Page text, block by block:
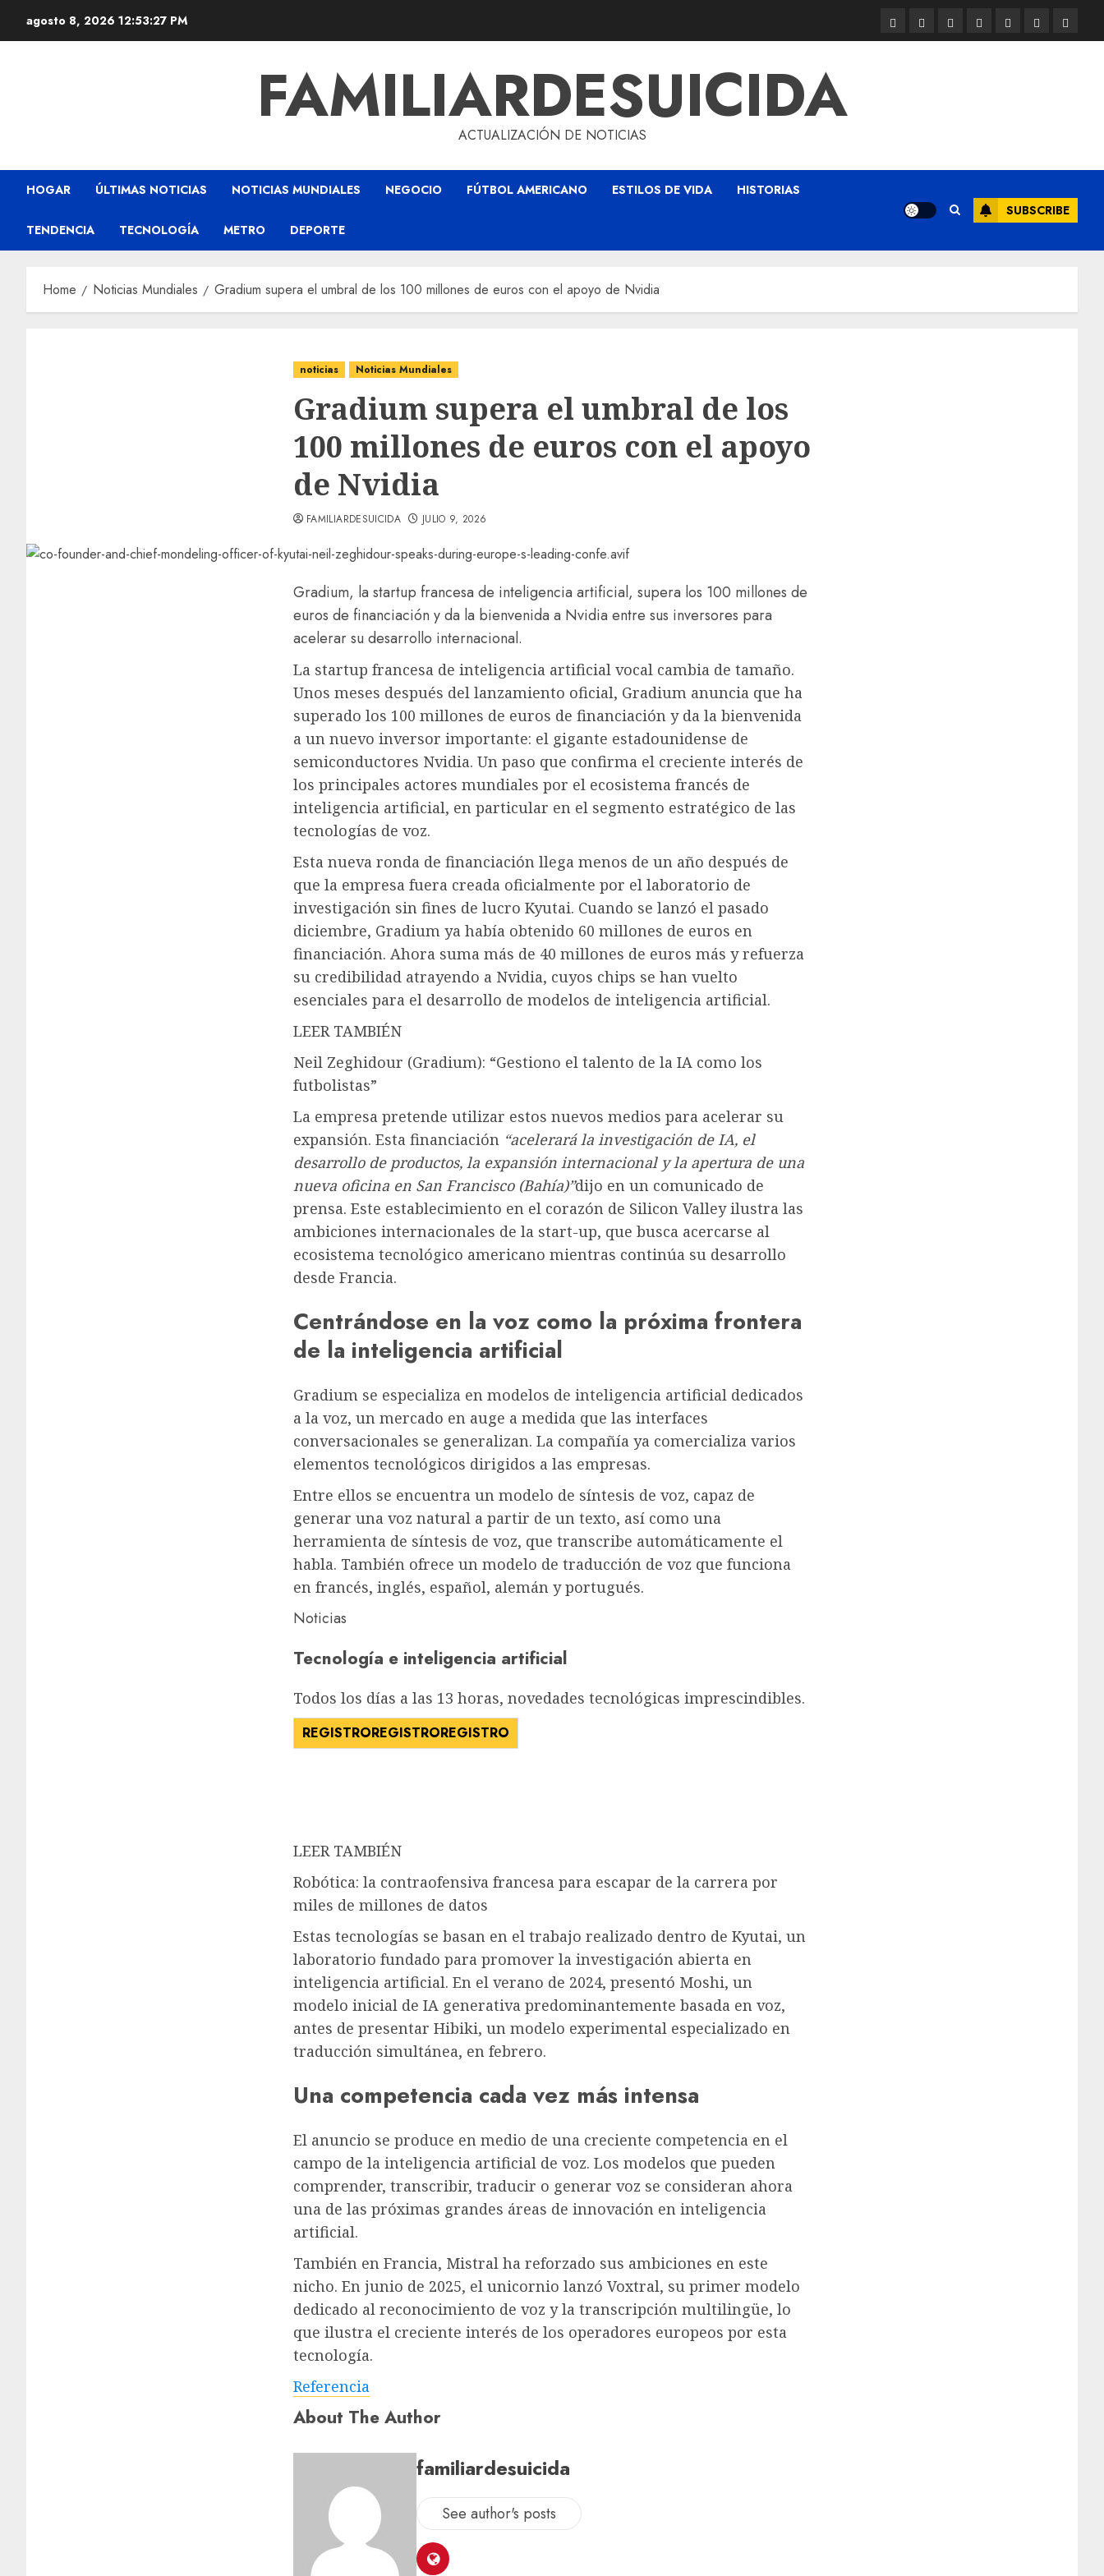
agosto 8, 2026 12:53:27 PM
FAMILIARDESUICIDA
ACTUALIZACIÓN DE NOTICIAS
HOGAR ÚLTIMAS NOTICIAS NOTICIAS MUNDIALES NEGOCIO FÚTBOL AMERICANO ESTILOS DE VIDA HISTORIAS
TENDENCIA TECNOLOGÍA METRO DEPORTE
SUBSCRIBE
Home Noticias Mundiales Gradium supera el umbral de los 100 millones de euros con el apoyo de Nvidia
noticias Noticias Mundiales
Gradium supera el umbral de los
100 millones de euros con el apoyo
de Nvidia
FAMILIARDESUICIDA JULIO 9, 2026
Gradium, la startup francesa de inteligencia artificial, supera los 100 millones de
euros de financiación y da la bienvenida a Nvidia entre sus inversores para
acelerar su desarrollo internacional.
La startup francesa de inteligencia artificial vocal cambia de tamaño.
Unos meses después del lanzamiento oficial, Gradium anuncia que ha
superado los 100 millones de euros de financiación y da la bienvenida
a un nuevo inversor importante: el gigante estadounidense de
semiconductores Nvidia. Un paso que confirma el creciente interés de
los principales actores mundiales por el ecosistema francés de
inteligencia artificial, en particular en el segmento estratégico de las
tecnologías de voz.
Esta nueva ronda de financiación llega menos de un año después de
que la empresa fuera creada oficialmente por el laboratorio de
investigación sin fines de lucro Kyutai. Cuando se lanzó el pasado
diciembre, Gradium ya había obtenido 60 millones de euros en
financiación. Ahora suma más de 40 millones de euros más y refuerza
su credibilidad atrayendo a Nvidia, cuyos chips se han vuelto
esenciales para el desarrollo de modelos de inteligencia artificial.
LEER TAMBIÉN
Neil Zeghidour (Gradium): “Gestiono el talento de la IA como los
futbolistas”
La empresa pretende utilizar estos nuevos medios para acelerar su
expansión. Esta financiación “acelerará la investigación de IA, el
desarrollo de productos, la expansión internacional y la apertura de una
nueva oficina en San Francisco (Bahía)”dijo en un comunicado de
prensa. Este establecimiento en el corazón de Silicon Valley ilustra las
ambiciones internacionales de la start-up, que busca acercarse al
ecosistema tecnológico americano mientras continúa su desarrollo
desde Francia.
Centrándose en la voz como la próxima frontera
de la inteligencia artificial
Gradium se especializa en modelos de inteligencia artificial dedicados
a la voz, un mercado en auge a medida que las interfaces
conversacionales se generalizan. La compañía ya comercializa varios
elementos tecnológicos dirigidos a las empresas.
Entre ellos se encuentra un modelo de síntesis de voz, capaz de
generar una voz natural a partir de un texto, así como una
herramienta de síntesis de voz, que transcribe automáticamente el
habla. También ofrece un modelo de traducción de voz que funciona
en francés, inglés, español, alemán y portugués.
Noticias
Tecnología e inteligencia artificial
Todos los días a las 13 horas, novedades tecnológicas imprescindibles.
REGISTROREGISTROREGISTRO
LEER TAMBIÉN
Robótica: la contraofensiva francesa para escapar de la carrera por
miles de millones de datos
Estas tecnologías se basan en el trabajo realizado dentro de Kyutai, un
laboratorio fundado para promover la investigación abierta en
inteligencia artificial. En el verano de 2024, presentó Moshi, un
modelo inicial de IA generativa predominantemente basada en voz,
antes de presentar Hibiki, un modelo experimental especializado en
traducción simultánea, en febrero.
Una competencia cada vez más intensa
El anuncio se produce en medio de una creciente competencia en el
campo de la inteligencia artificial de voz. Los modelos que pueden
comprender, transcribir, traducir o generar voz se consideran ahora
una de las próximas grandes áreas de innovación en inteligencia
artificial.
También en Francia, Mistral ha reforzado sus ambiciones en este
nicho. En junio de 2025, el unicornio lanzó Voxtral, su primer modelo
dedicado al reconocimiento de voz y la transcripción multilingüe, lo
que ilustra el creciente interés de los operadores europeos por esta
tecnología.
Referencia
About The Author
familiardesuicida
See author's posts